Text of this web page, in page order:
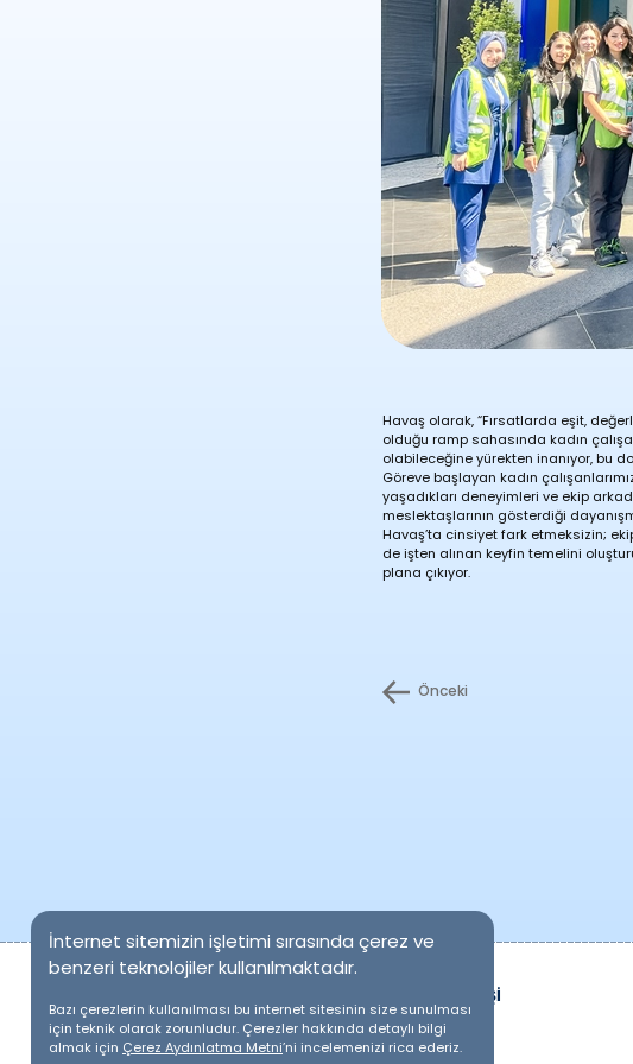
Havaş olarak, “Fırsatlarda eşit,
olduğu ramp sahasında kadın
olabileceğine yürekten inanıyor, bu
Göreve başlayan kadın
yaşadıkları deneyimleri ve ekip
meslektaşlarının gösterdiği
Havaş’ta cinsiyet fark etmeksizin;
de işten alınan keyfin temelini
plana çıkıyor.
Önceki
PERSONEL GİRİŞİ
İnternet sitemizin işletimi sırasında çerez ve
benzeri teknolojiler kullanılmaktadır.
Bazı çerezlerin kullanılması bu internet sitesinin size sunulması
için teknik olarak zorunludur. Çerezler hakkında detaylı bilgi
almak için Çerez Aydınlatma Metni’ni incelemenizi rica ederiz.